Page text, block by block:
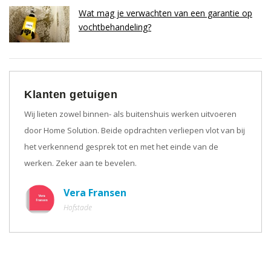
Wat mag je verwachten van een garantie op
vochtbehandeling?
Klanten getuigen
Wij lieten zowel binnen- als buitenshuis werken uitvoeren
door Home Solution. Beide opdrachten verliepen vlot van bij
het verkennend gesprek tot en met het einde van de
werken. Zeker aan te bevelen.
Vera Fransen
Hofstade